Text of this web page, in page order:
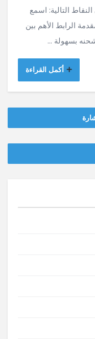
التالية: اسمع
الرابط الأهم بين
بسهولة ...
أكمل القراءة